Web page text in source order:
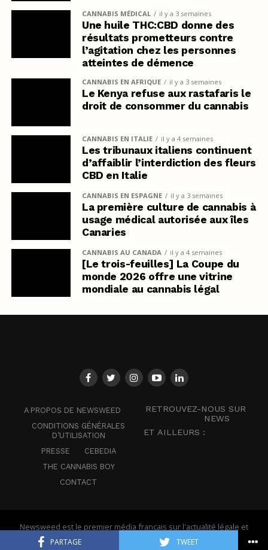
PARTAGE TWEET
CANNABIS MÉDICAL il y a 3 semaines
Une huile THC:CBD donne des
résultats prometteurs contre
l’agitation chez les personnes
atteintes de démence
CANNABIS EN AFRIQUE il y a 3 semaines
Le Kenya refuse aux rastafaris le
droit de consommer du cannabis
CANNABIS EN ITALIE il y a 4 semaines
Les tribunaux italiens continuent
d’affaiblir l’interdiction des fleurs
CBD en Italie
CANNABIS EN ESPAGNE il y a 3 semaines
La première culture de cannabis à
usage médical autorisée aux îles
Canaries
CANNABIS AU CANADA il y a 4 semaines
[Le trois-feuilles] La Coupe du
monde 2026 offre une vitrine
mondiale au cannabis légal
A PROPOS DE NEWSWEED
CONDITIONS GÉNÉRALES
D’UTILISATION
PRESSE
CEBEDIA
THE CANNABIS BOY
CONTACT
RETROUVEZ-NOUS SUR
NEWS
ET AILLEURS :
Newsweed est le premier média français sur l'actualité légale et
mondiale du cannabis - © Newsweed